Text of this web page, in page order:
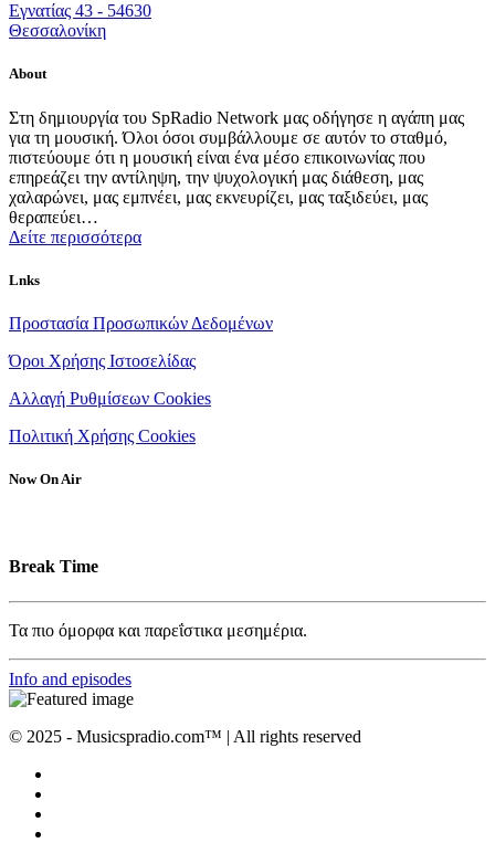
Εγνατίας 43 - 54630
Θεσσαλονίκη
About
Στη δημιουργία του SpRadio Network μας οδήγησε η αγάπη μας
για τη μουσική. Όλοι όσοι συμβάλλουμε σε αυτόν το σταθμό,
πιστεύουμε ότι η μουσική είναι ένα μέσο επικοινωνίας που
επηρεάζει την αντίληψη, την ψυχολογική μας διάθεση, μας
χαλαρώνει, μας εμπνέει, μας εκνευρίζει, μας ταξιδεύει, μας
θεραπεύει…
Δείτε περισσότερα
Lnks
Προστασία Προσωπικών Δεδομένων
Όροι Χρήσης Ιστοσελίδας
Αλλαγή Ρυθμίσεων Cookies
Πολιτική Χρήσης Cookies
Now On Air
Break Time
Τα πιο όμορφα και παρεΐστικα μεσημέρια.
Info and episodes
© 2025 - Musicspradio.com™ | All rights reserved